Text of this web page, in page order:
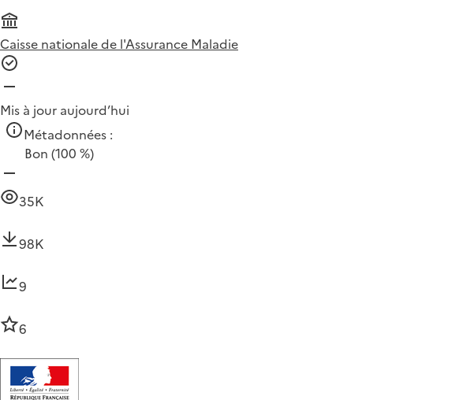
Caisse nationale de l'Assurance Maladie
Mis à jour aujourd’hui
Métadonnées :
Bon (100 %)
35K
98K
9
6